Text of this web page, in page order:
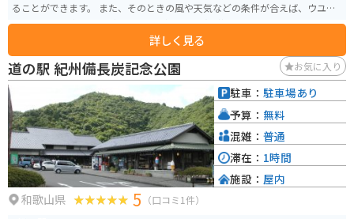
ることができます。 また、そのときの風や天気などの条件が合えば、ウユニ
塩湖のように水面に空が反射して幻想的な写真が撮れるため映えスポットと
しても人気です。 西側に位置しているため海の向こうに沈んでいく夕日がと
てもきれいで、和歌山県の朝日夕陽百選にもなっています。 最後の道が海沿
いの狭い道路にはなりますが、広くて何台も停められる駐車場がいくつかあ
詳しく見る
道の駅 紀州備長炭記念公園 お気に入り
和歌山県 5 （口コミ1件）
駐車： 駐車場あり
予算： 無料
混雑： 普通
滞在： 1時間
施設： 屋内